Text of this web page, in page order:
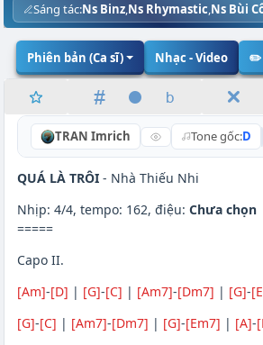
Sáng tác:Ns Binz,Ns Rhymastic,Ns Bùi
Phiên bản (Ca sĩ) Nhạc - Video ✏️
TRAN Imrich Tone gốc:D
QUÁ LÀ TRÔI- Nhà Thiếu Nhi
Nhịp: 4/4, tempo: 162, điệu: Chưa chọn
=====
Capo II.
[Am]-[D] | [G]-[C] | [Am7]-[Dm7] | [G]-
[G]-[C] | [Am7]-[Dm7] | [G]-[Em7] | [A]-